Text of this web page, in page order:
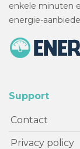
enkele minuten
energie-
Support
Contact
Privacy policy